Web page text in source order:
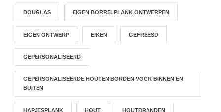
DOUGLAS EIGEN BORRELPLANK ONTWERPEN
EIGEN ONTWERP EIKEN GEFREESD
GEPERSONALISEERD
GEPERSONALISEERDE HOUTEN BORDEN VOOR BINNEN EN
BUITEN
HAPJESPLANK HOUT HOUTBRANDEN